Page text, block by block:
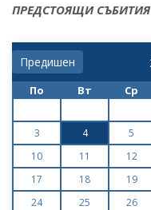
ПРЕДСТОЯЩИ СЪБИТИЯ
Предишен
По Вт Ср
3
4 5
10
11 12
17
18 19
24
25 26